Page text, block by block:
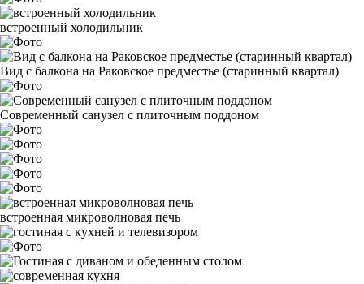
встроенный холодильник
Вид с балкона на Раковское предместье (старинный квартал)
Современный санузел с плиточным поддоном
встроенная микроволновая печь